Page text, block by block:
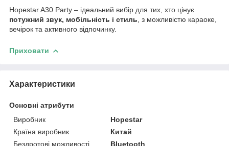
Hopestar A30 Party – ідеальний вибір для тих, хто цінує
потужний звук, мобільність і стиль , з можливістю караоке,
вечірок та активного відпочинку.
Приховати
Характеристики
Основні атрибути
Виробник
Hopestar
Країна виробник
Китай
Бездротові можливості
Bluetooth